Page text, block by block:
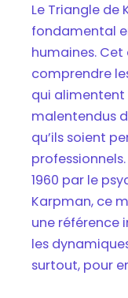
Les
mentale
Les clés pour
Vers des
équilibrées
Tout savoir
Le Triangle de
fondamental
humaines.
comprendre
qui alimentent
malentendus
qu’ils soient
1960 par le
Karpman, ce
une référence
les
surtout, pour